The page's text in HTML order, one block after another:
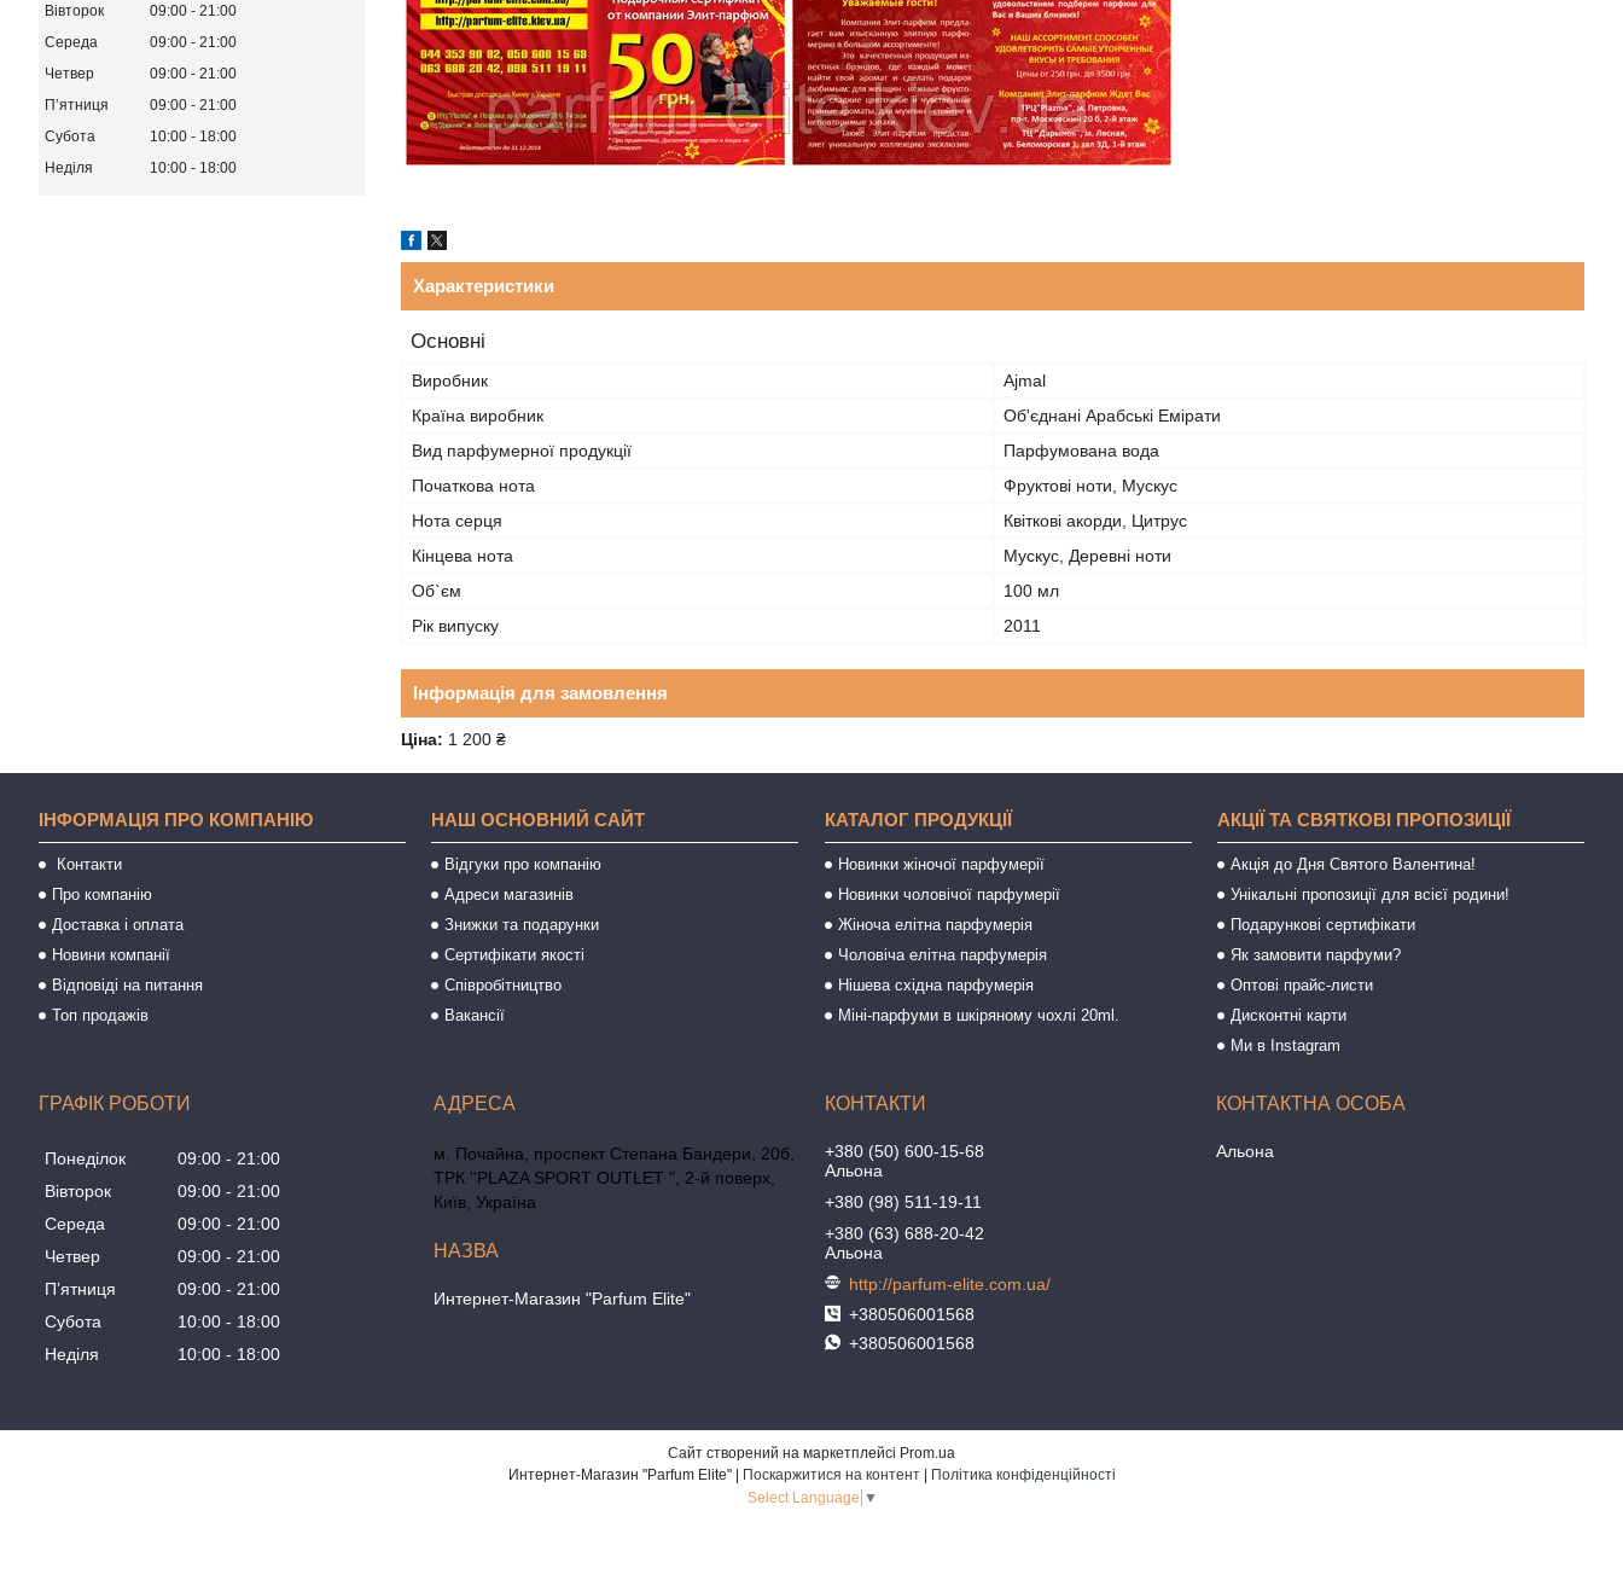
Характеристики
Основні
Виробник
Ajmal
Країна виробник
Об'єднані Арабські Емірати
Вид парфумерної продукції
Парфумована вода
Початкова нота
Фруктові ноти, Мускус
Нота серця
Квіткові акорди, Цитрус
Кінцева нота
Мускус, Деревні ноти
Об`єм
100 мл
Рік випуску
2011
Інформація для замовлення
Ціна: 1 200 ₴
Вівторок
09:00
21:00
Середа
09:00
21:00
Четвер
09:00
21:00
Пʼятниця
09:00
21:00
Субота
10:00
18:00
Неділя
10:00 18:00
ІНФОРМАЦІЯ ПРО КОМПАНІЮ
Контакти
Про компанію
Доставка і оплата
Новини компанії
Відповіді на питання
Топ продажів
НАШ ОСНОВНИЙ САЙТ
Відгуки про компанію
Адреси магазинів
Знижки та подарунки
Сертифікати якості
Співробітництво
Вакансії
КАТАЛОГ ПРОДУКЦІЇ
Новинки жіночої парфумерії
Новинки чоловічої парфумерії
Жіноча елітна парфумерія
Чоловіча елітна парфумерія
Нішева східна парфумерія
Міні-парфуми в шкіряному чохлі 20ml.
АКЦІЇ ТА СВЯТКОВІ ПРОПОЗИЦІЇ
Акція до Дня Святого Валентина!
Унікальні пропозиції для всієї родини!
Подарункові сертифікати
Як замовити парфуми?
Оптові прайс-листи
Дисконтні карти
Ми в Instagram
ГРАФІК РОБОТИ
Понеділок 09:00
21:00
Вівторок
09:00
21:00
Середа
09:00
21:00
Четвер
09:00
21:00
Пʼятниця
09:00
21:00
Субота
10:00
18:00
Неділя
10:00 18:00
м. Почайна, проспект Степана Бандери, 20б,
ТРК ''PLAZA SPORT OUTLET ", 2-й поверх,
Київ, Україна
Интернет-Магазин "Parfum Elite"
+380 (50) 600-15-68
Альона
+380 (98) 511-19-11
+380 (63) 688-20-42
Альона
http://parfum-elite.com.ua/
+380506001568
+380506001568
Альона
Сайт створений на маркетплейсі Prom.ua
Поскаржитися на контент
Політика конфіденційності
Select Language ▼